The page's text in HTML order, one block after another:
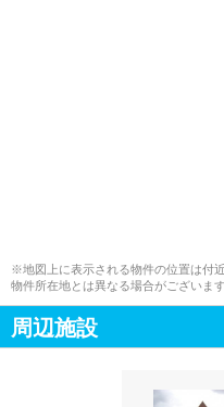
※地図上に表示される物件の位置は付
物件所在地とは異なる場合がございます
周辺施設